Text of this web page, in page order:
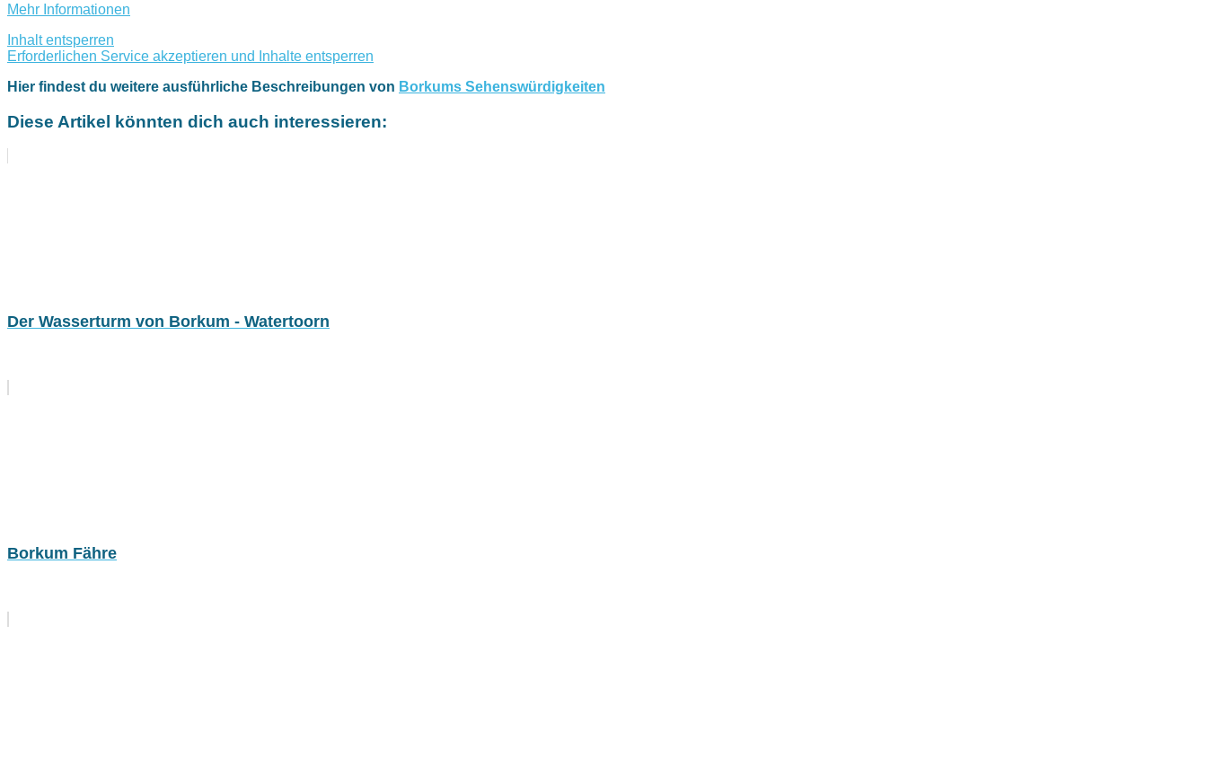
Mehr Informationen
Inhalt entsperren
Erforderlichen Service akzeptieren und Inhalte entsperren
Hier findest du weitere ausführliche Beschreibungen von Borkums Sehenswürdigkeiten
Diese Artikel könnten dich auch interessieren:
Der Wasserturm von Borkum - Watertoorn
Borkum Fähre